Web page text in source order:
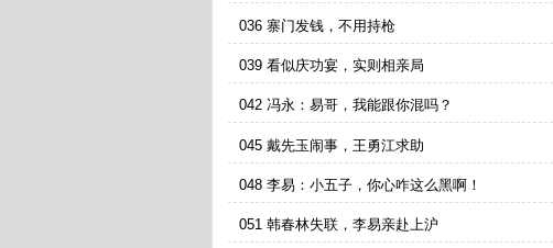
036 寨门发钱，不用持枪
039 看似庆功宴，实则相亲局
042 冯永：易哥，我能跟你混吗？
045 戴先玉闹事，王勇江求助
048 李易：小五子，你心咋这么黑啊！
051 韩春林失联，李易亲赴上沪